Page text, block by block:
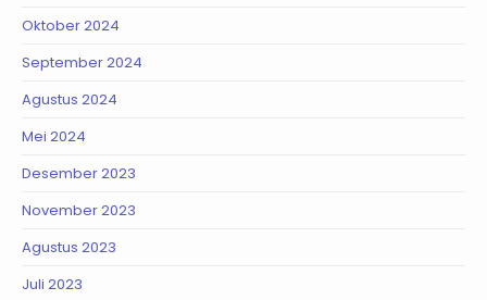
Oktober 2024
September 2024
Agustus 2024
Mei 2024
Desember 2023
November 2023
Agustus 2023
Juli 2023